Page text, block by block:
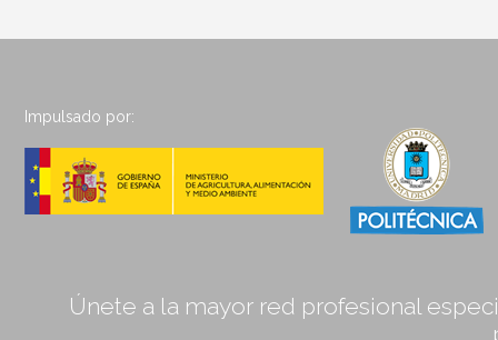
Impulsado por:
Únete a la mayor red profesional